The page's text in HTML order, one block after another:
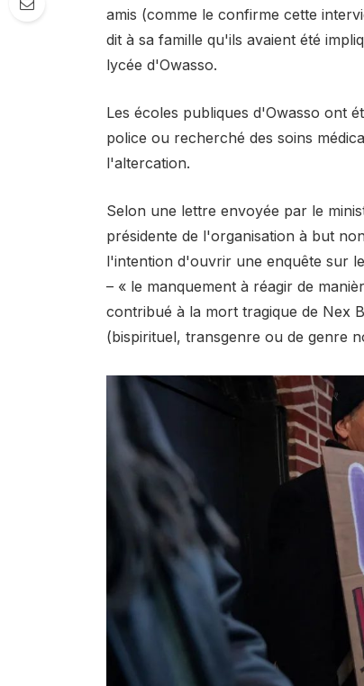
amis (comme le confirme cette
dit à sa famille qu'ils avaient été
lycée d'Owasso.
Les écoles publiques d'Owasso ont
police ou recherché des soins
l'altercation.
Selon une lettre envoyée par le
présidente de l'organisation à but
l'intention d'ouvrir une enquête sur
– « le manquement à réagir de
contribué à la mort tragique de Nex
(bispirituel, transgenre ou de genre